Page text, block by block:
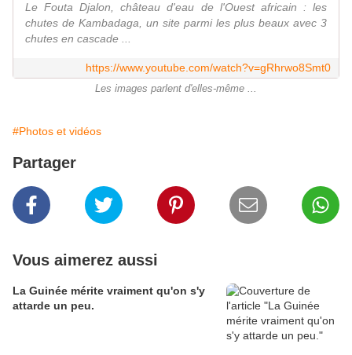
Le Fouta Djalon, château d'eau de l'Ouest africain : les
chutes de Kambadaga, un site parmi les plus beaux avec 3
chutes en cascade ...
https://www.youtube.com/watch?v=gRhrwo8Smt0
Les images parlent d'elles-même ...
#Photos et vidéos
Partager
Vous aimerez aussi
La Guinée mérite vraiment qu'on s'y
attarde un peu.